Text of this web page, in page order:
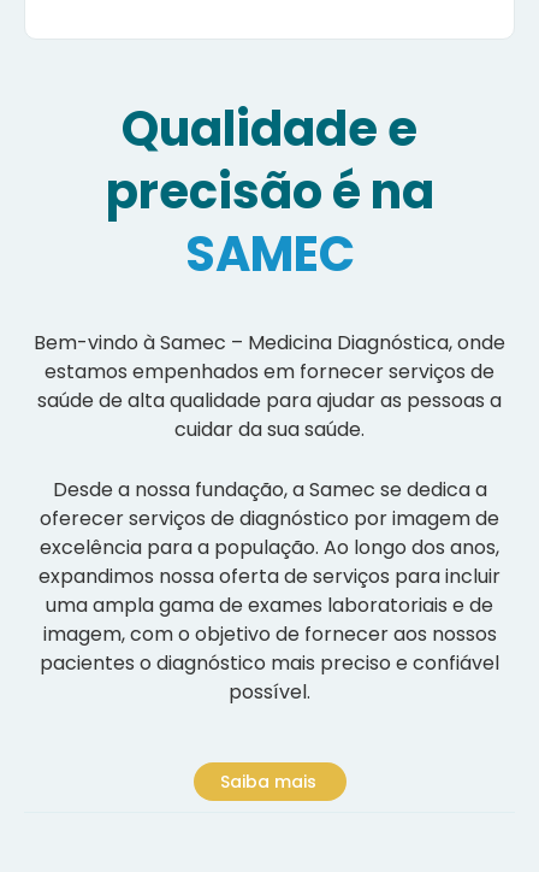
Qualidade e
precisão é na
SAMEC
Bem-vindo à Samec – Medicina Diagnóstica, onde
estamos empenhados em fornecer serviços de
saúde de alta qualidade para ajudar as pessoas a
cuidar da sua saúde.
Desde a nossa fundação, a Samec se dedica a
oferecer serviços de diagnóstico por imagem de
excelência para a população. Ao longo dos anos,
expandimos nossa oferta de serviços para incluir
uma ampla gama de exames laboratoriais e de
imagem, com o objetivo de fornecer aos nossos
pacientes o diagnóstico mais preciso e confiável
possível.
Saiba mais